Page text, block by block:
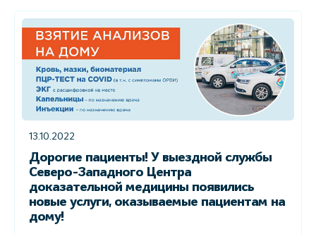
13.10.2022
Дорогие пациенты! У выездной службы
Северо-Западного Центра
доказательной медицины появились
новые услуги, оказываемые пациентам на
дому!